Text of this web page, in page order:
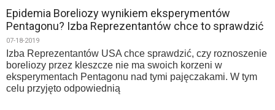
Epidemia Boreliozy wynikiem eksperymentów
Pentagonu? Izba Reprezentantów chce to sprawdzić
07-18-2019
Izba Reprezentantów USA chce sprawdzić, czy roznoszenie
boreliozy przez kleszcze nie ma swoich korzeni w
eksperymentach Pentagonu nad tymi pajęczakami. W tym
celu przyjęto odpowiednią